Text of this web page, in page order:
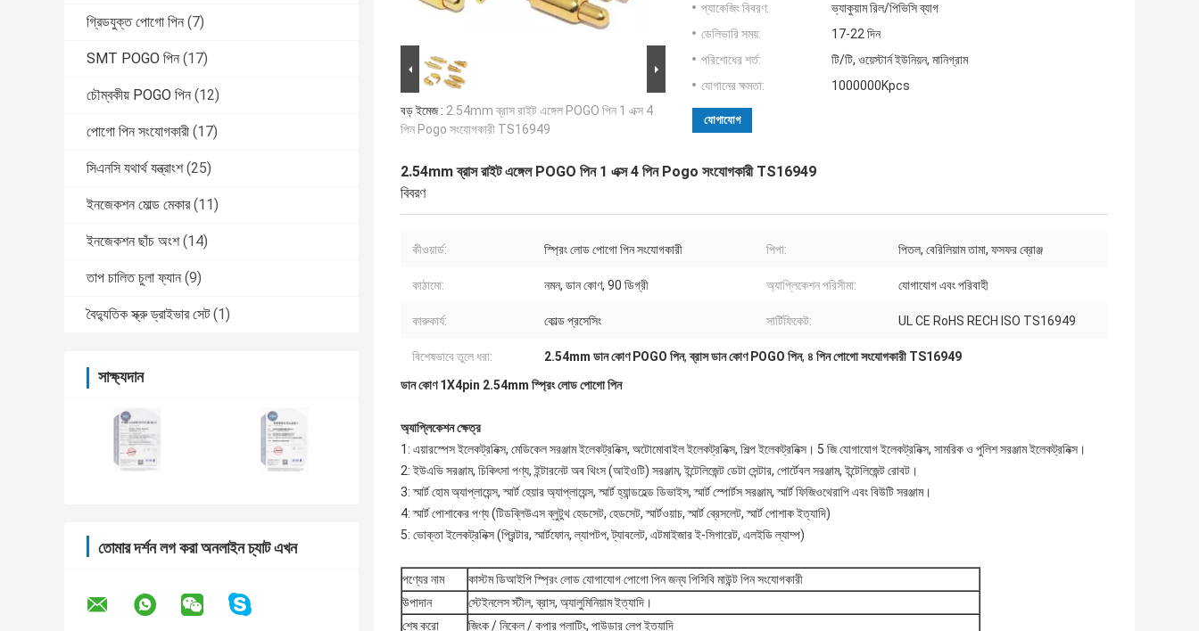
গ্রিডযুক্ত পোগো পিন (7)
SMT POGO পিন (17)
চৌম্বকীয় POGO পিন (12)
পোগো পিন সংযোগকারী (17)
সিএনসি যথার্থ যন্ত্রাংশ (25)
ইনজেকশন মোল্ড মেকার (11)
ইনজেকশন ছাঁচ অংশ (14)
তাপ চালিত চুলা ফ্যান (9)
বৈদ্যুতিক স্ক্রু ড্রাইভার সেট (1)
সাক্ষ্যদান
তোমার দর্শন লগ করা অনলাইন চ্যাট এখন
বড় ইমেজ : 2.54mm ব্রাস রাইট এঙ্গেল POGO পিন 1 এক্স 4
পিন Pogo সংযোগকারী TS16949
প্যাকেজিং বিবরণ:
ভ্যাকুয়াম রিল/পিভিসি ব্যাগ
ডেলিভারি সময়:
17-22 দিন
পরিশোধের শর্ত:
টি/টি, ওয়েস্টার্ন ইউনিয়ন, মানিগ্রাম
যোগানের ক্ষমতা:
1000000Kpcs
যোগাযোগ
2.54mm ব্রাস রাইট এঙ্গেল POGO পিন 1 এক্স 4 পিন Pogo সংযোগকারী TS16949
বিবরণ
কীওয়ার্ড: স্প্রিং লোড পোগো পিন সংযোগকারী পিপা: পিতল, বেরিলিয়াম তামা, ফসফর ব্রোঞ্জ
কাঠামো: নমন, ডান কোণ, 90 ডিগ্রী অ্যাপ্লিকেশন পরিসীমা: যোগাযোগ এবং পরিবাহী
কারুকার্য: কোল্ড প্রসেসিং সার্টিফিকেট: UL CE RoHS RECH ISO TS16949
বিশেষভাবে তুলে ধরা: 2.54mm ডান কোণ POGO পিন,ব্রাস ডান কোণ POGO পিন, ৪ পিন পোগো সংযোগকারী TS16949
ডান কোণ 1X4pin 2.54mm স্প্রিং লোড পোগো পিন
অ্যাপ্লিকেশন ক্ষেত্র
1: এয়ারস্পেস ইলেকট্রনিক্স, মেডিকেল সরঞ্জাম ইলেকট্রনিক্স, অটোমোবাইল ইলেকট্রনিক্স, শিল্প ইলেকট্রনিক্স। 5 জি যোগাযোগ ইলেকট্রনিক্স, সামরিক ও পুলিশ সরঞ্জাম ইলেকট্রনিক্স।
2: ইউএভি সরঞ্জাম, চিকিৎসা পণ্য, ইন্টারনেট অব থিংস (আইওটি) সরঞ্জাম, ইন্টেলিজেন্ট ডেটা সেন্টার, পোর্টেবল সরঞ্জাম, ইন্টেলিজেন্ট রোবট।
3: স্মার্ট হোম অ্যাপ্লায়েন্স, স্মার্ট হেয়ার অ্যাপ্লায়েন্স, স্মার্ট হ্যান্ডহেল্ড ডিভাইস, স্মার্ট স্পোর্টস সরঞ্জাম, স্মার্ট ফিজিওথেরাপি এবং বিউটি সরঞ্জাম।
4: স্মার্ট পোশাকের পণ্য (টিডব্লিউএস ব্লুটুথ হেডসেট, হেডসেট, স্মার্টওয়াচ, স্মার্ট ব্রেসলেট, স্মার্ট পোশাক ইত্যাদি)
5: ভোক্তা ইলেকট্রনিক্স (প্রিন্টার, স্মার্টফোন, ল্যাপটপ, ট্যাবলেট, এটমাইজার ই-সিগারেট, এলইডি ল্যাম্প)
পণ্যের নাম
কাস্টম ডিআইপি স্প্রিং লোড যোগাযোগ পোগো পিন জন্য পিসিবি মাউন্ট পিন সংযোগকারী
উপাদান
স্টেইনলেস স্টীল, ব্রাস, অ্যালুমিনিয়াম ইত্যাদি।
শেষ করো
জিংক / নিকেল / কপার প্লাটিং, পাউডার লেপ ইত্যাদি